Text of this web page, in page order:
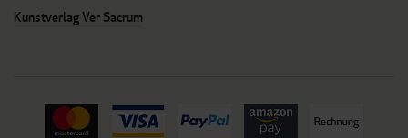
Kunstverlag Ver Sacrum